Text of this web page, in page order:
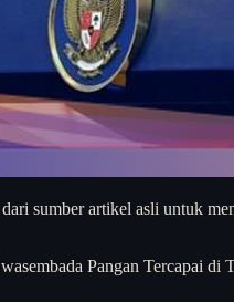
sumber artikel asli untuk
Pangan Tercapai